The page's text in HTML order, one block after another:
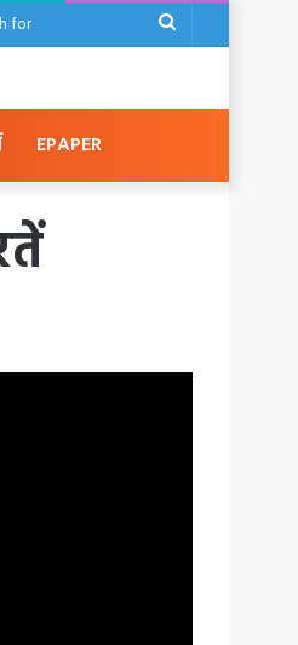
Search
EPAPER